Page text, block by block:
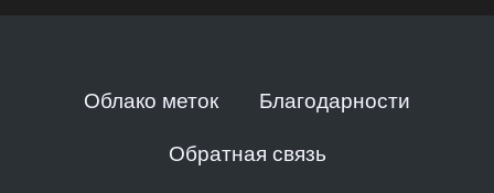
Облако меток Благодарности
Обратная связь